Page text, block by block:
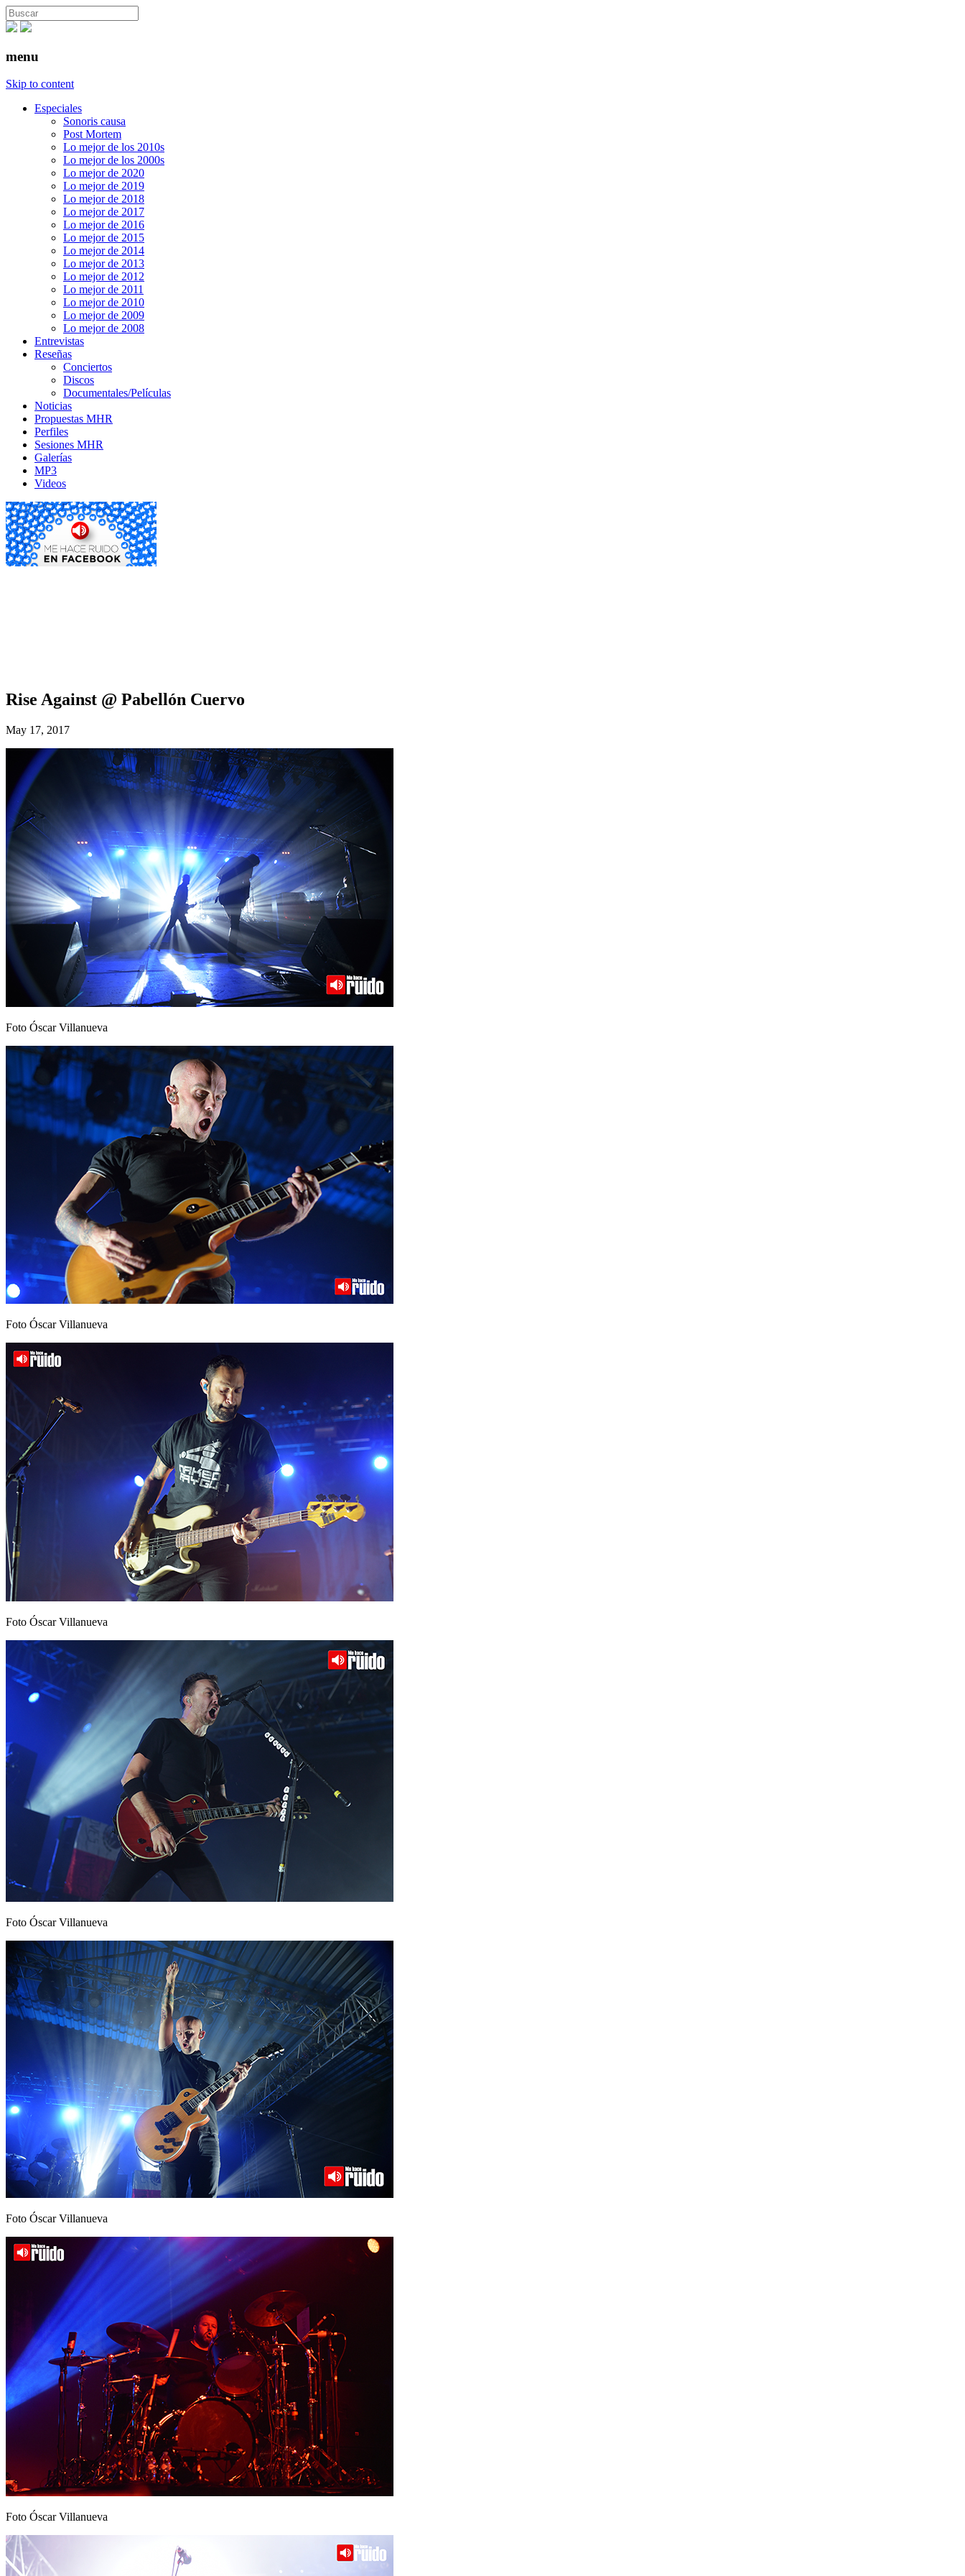
menu
Skip to content
Especiales
Sonoris causa
Post Mortem
Lo mejor de los 2010s
Lo mejor de los 2000s
Lo mejor de 2020
Lo mejor de 2019
Lo mejor de 2018
Lo mejor de 2017
Lo mejor de 2016
Lo mejor de 2015
Lo mejor de 2014
Lo mejor de 2013
Lo mejor de 2012
Lo mejor de 2011
Lo mejor de 2010
Lo mejor de 2009
Lo mejor de 2008
Entrevistas
Reseñas
Conciertos
Discos
Documentales/Películas
Noticias
Propuestas MHR
Perfiles
Sesiones MHR
Galerías
MP3
Videos
Rise Against @ Pabellón Cuervo
May 17, 2017
Foto Óscar Villanueva
Foto Óscar Villanueva
Foto Óscar Villanueva
Foto Óscar Villanueva
Foto Óscar Villanueva
Foto Óscar Villanueva